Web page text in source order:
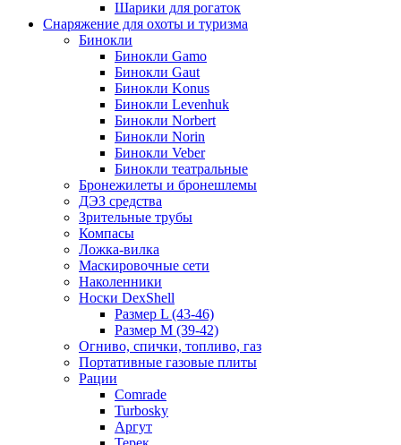
Шарики для рогаток
Снаряжение для охоты и туризма
Бинокли
Бинокли Gamo
Бинокли Gaut
Бинокли Konus
Бинокли Levenhuk
Бинокли Norbert
Бинокли Norin
Бинокли Veber
Бинокли театральные
Бронежилеты и бронешлемы
ДЭЗ средства
Зрительные трубы
Компасы
Ложка-вилка
Маскировочные сети
Наколенники
Носки DexShell
Размер L (43-46)
Размер M (39-42)
Огниво, спички, топливо, газ
Портативные газовые плиты
Рации
Comrade
Turbosky
Аргут